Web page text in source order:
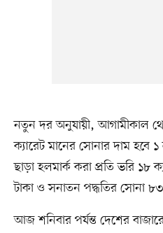
নতুন দর অনুযায়ী, আগামীকাল
ক্যারেট মানের সোনার দাম হবে
ছাড়া হলমার্ক করা প্রতি ভরি ১৮
টাকা ও সনাতন পদ্ধতির সোনা ৮৩
আজ শনিবার পর্যন্ত দেশের